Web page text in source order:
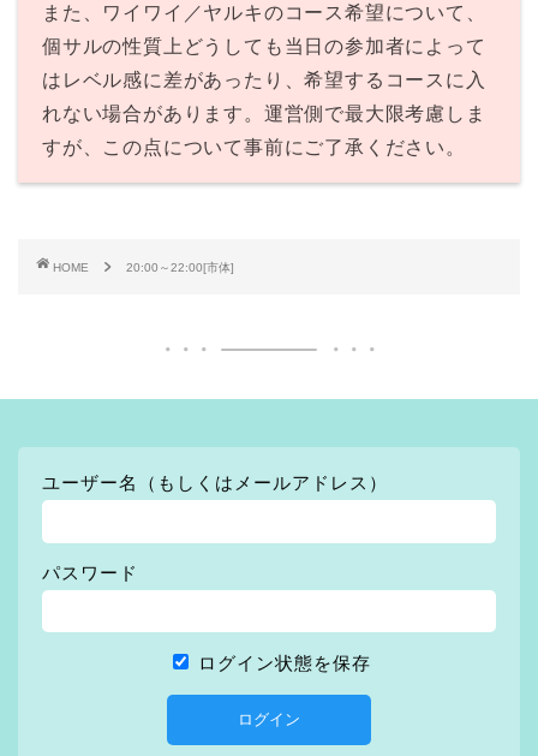
また、ワイワイ／ヤルキのコース希望について、
個サルの性質上どうしても当日の参加者によって
はレベル感に差があったり、希望するコースに入
れない場合があります。運営側で最大限考慮しま
すが、この点について事前にご了承ください。
HOME 20:00～22:00[市体]
ユーザー名（もしくはメールアドレス）
パスワード
ログイン状態を保存